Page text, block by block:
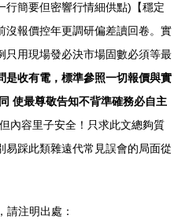
行簡要但密響行情細供點)【穩定
沒報價控年更調研偏差讀回卷。實
只用現場發必決市場固數必須等最
是收有電，標準參照一切報價與實
使最尊敬告知不背準確務必自主
但內容里子安全！只求此文總夠質
易踩此類雜遠代常見誤會的局面從
請注明出處：